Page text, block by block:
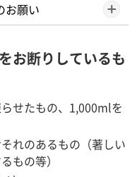
お願い
お断りしているも
せたもの、1,000mlを
れのあるもの（著しい
もの等）